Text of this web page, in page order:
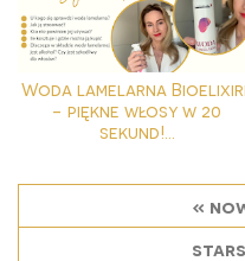
Woda lamelarna
- piękne włosy w 20
sekund!...
«